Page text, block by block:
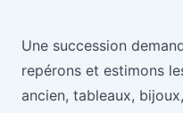
Une succession
repérons et estimons
ancien, tableaux,